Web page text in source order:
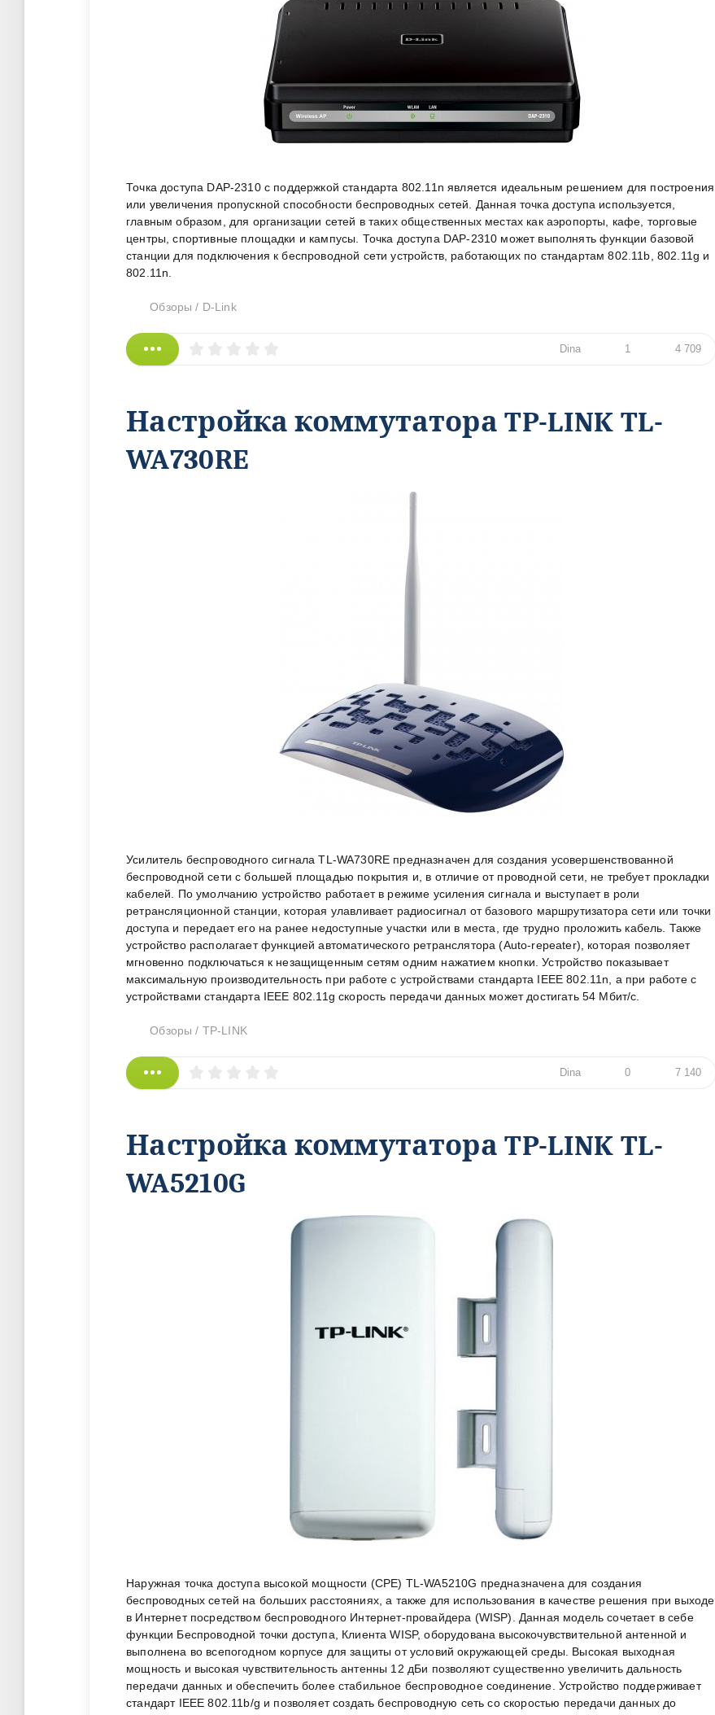
Точка доступа DAP-2310 с поддержкой стандарта 802.11n является идеальным решением для построения
или увеличения пропускной способности беспроводных сетей. Данная точка доступа используется,
главным образом, для организации сетей в таких общественных местах как аэропорты, кафе, торговые
центры, спортивные площадки и кампусы. Точка доступа DAP-2310 может выполнять функции базовой
станции для подключения к беспроводной сети устройств, работающих по стандартам 802.11b, 802.11g и
802.11n.
Обзоры / D-Link
Dina 1 4 709
Настройка коммутатора TP-LINK TL-
WA730RE
Усилитель беспроводного сигнала TL-WA730RE предназначен для создания усовершенствованной
беспроводной сети с большей площадью покрытия и, в отличие от проводной сети, не требует прокладки
кабелей. По умолчанию устройство работает в режиме усиления сигнала и выступает в роли
ретрансляционной станции, которая улавливает радиосигнал от базового маршрутизатора сети или точки
доступа и передает его на ранее недоступные участки или в места, где трудно проложить кабель. Также
устройство располагает функцией автоматического ретранслятора (Auto-repeater), которая позволяет
мгновенно подключаться к незащищенным сетям одним нажатием кнопки. Устройство показывает
максимальную производительность при работе с устройствами стандарта IEEE 802.11n, а при работе с
устройствами стандарта IEEE 802.11g скорость передачи данных может достигать 54 Мбит/с.
Обзоры / TP-LINK
Dina 0 7 140
Настройка коммутатора TP-LINK TL-
WA5210G
Наружная точка доступа высокой мощности (СРЕ) TL-WA5210G предназначена для создания
беспроводных сетей на больших расстояниях, а также для использования в качестве решения при выходе
в Интернет посредством беспроводного Интернет-провайдера (WISP). Данная модель сочетает в себе
функции Беспроводной точки доступа, Клиента WISP, оборудована высокочувствительной антенной и
выполнена во всепогодном корпусе для защиты от условий окружающей среды. Высокая выходная
мощность и высокая чувствительность антенны 12 дБи позволяют существенно увеличить дальность
передачи данных и обеспечить более стабильное беспроводное соединение. Устройство поддерживает
стандарт IEEE 802.11b/g и позволяет создать беспроводную сеть со скоростью передачи данных до